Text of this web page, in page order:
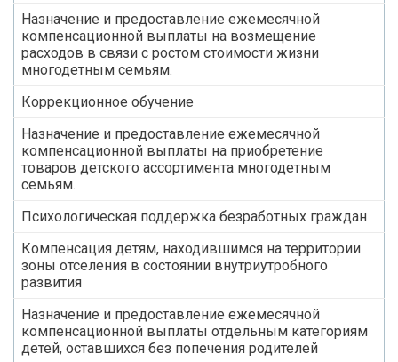
Назначение и предоставление ежемесячной
компенсационной выплаты на возмещение
расходов в связи с ростом стоимости жизни
многодетным семьям.
Коррекционное обучение
Назначение и предоставление ежемесячной
компенсационной выплаты на приобретение
товаров детского ассортимента многодетным
семьям.
Психологическая поддержка безработных граждан
Компенсация детям, находившимся на территории
зоны отселения в состоянии внутриутробного
развития
Назначение и предоставление ежемесячной
компенсационной выплаты отдельным категориям
детей, оставшихся без попечения родителей